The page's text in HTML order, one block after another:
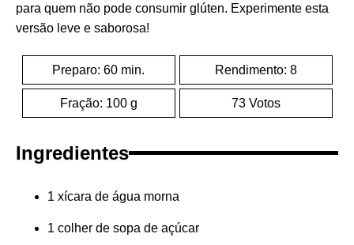
para quem não pode consumir glúten. Experimente esta
versão leve e saborosa!
Preparo: 60 min. Rendimento: 8
Fração: 100 g 73 Votos
Ingredientes
1 xícara de água morna
1 colher de sopa de açúcar